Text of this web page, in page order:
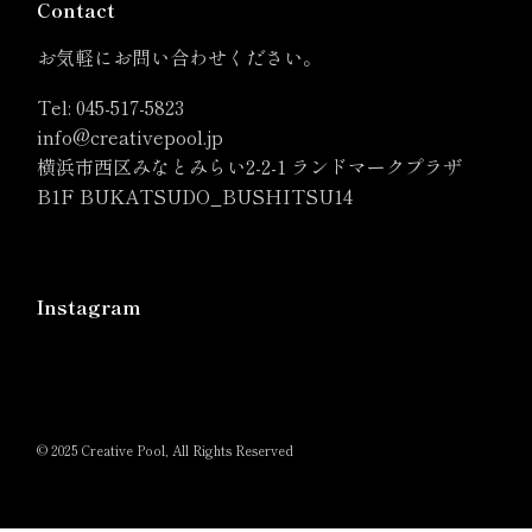
Contact
お気軽にお問い合わせください。
Tel:045-517-5823
info@creativepool.jp
横浜市西区みなとみらい2-2-1 ランドマークプラザ
B1F BUKATSUDO_BUSHITSU14
Instagram
© 2025 Creative Pool, All Rights Reserved